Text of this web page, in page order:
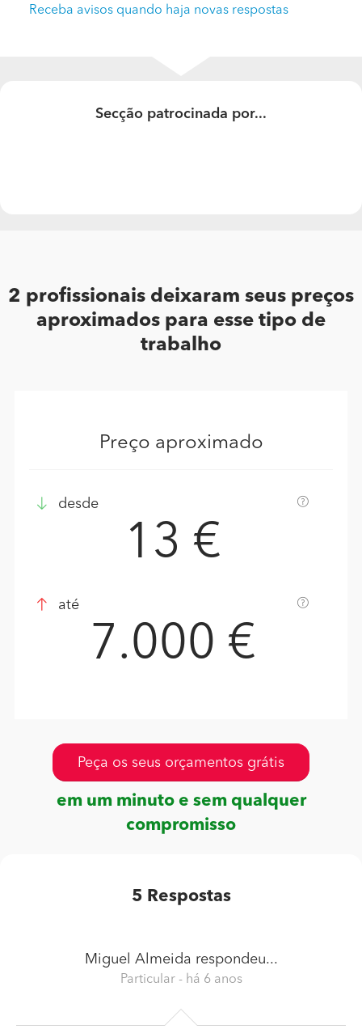
Receba avisos quando haja novas respostas
Secção patrocinada por...
2 profissionais deixaram seus preços
aproximados para esse tipo de
trabalho
Preço aproximado
desde
13 €
até
7.000 €
Peça os seus orçamentos grátis
em um minuto e sem qualquer
compromisso
5 Respostas
Miguel Almeida respondeu...
Particular - há 6 anos